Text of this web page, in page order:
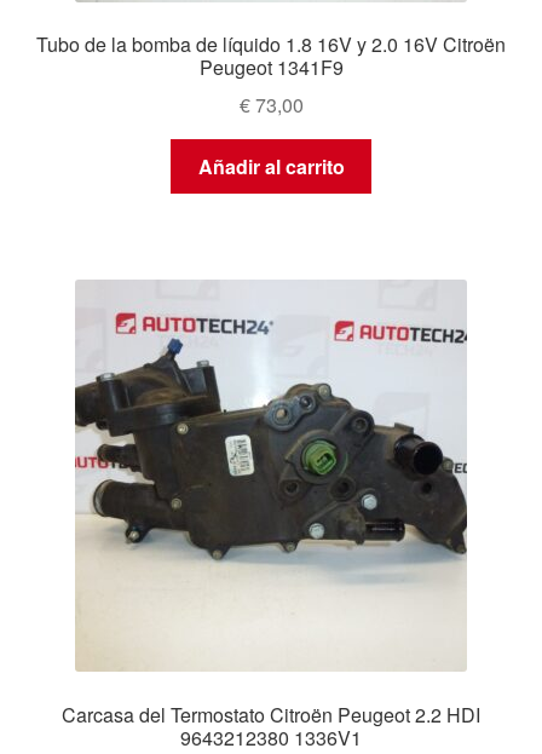
Tubo de la bomba de líquido 1.8 16V y 2.0 16V Citroën
Peugeot 1341F9
€73,00
Añadir al carrito
Carcasa del Termostato Citroën Peugeot 2.2 HDI
9643212380 1336V1